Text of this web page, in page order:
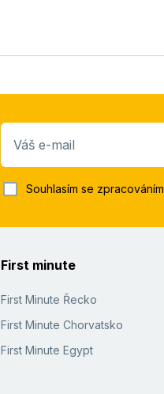
Váš e-mail
Souhlasím se zpracováním
First minute
First Minute Řecko
First Minute Chorvatsko
First Minute Egypt